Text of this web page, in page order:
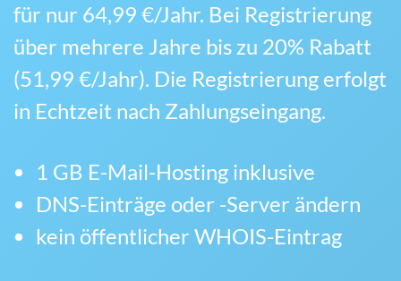
für nur 64,99 €/Jahr. Bei Registrierung
über mehrere Jahre bis zu 20% Rabatt
(51,99 €/Jahr). Die Registrierung erfolgt
in Echtzeit nach Zahlungseingang.
1 GB E-Mail-Hosting inklusive
DNS-Einträge oder -Server ändern
kein öffentlicher WHOIS-Eintrag